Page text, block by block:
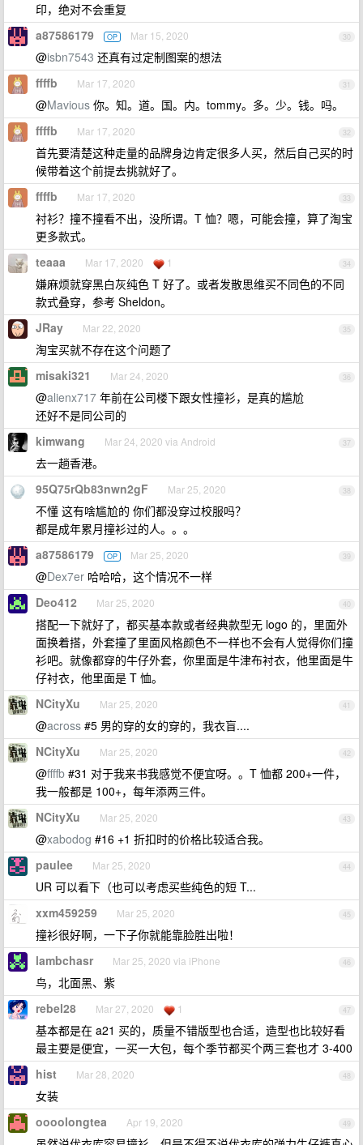
印，绝对不会重复
30
a87586179 OP Mar 15, 2020
@isbn7543 还真有过定制图案的想法
31
ffffb Mar 17, 2020
@Mavious 你。知。道。国。内。tommy。多。少。钱。吗。
32
ffffb Mar 17, 2020
首先要清楚这种走量的品牌身边肯定很多人买，然后自己买的时
候带着这个前提去挑就好了。
33
ffffb Mar 17, 2020
衬衫？撞不撞看不出，没所谓。T 恤？嗯，可能会撞，算了淘宝
更多款式。
34
teaaa Mar 17, 2020 1
嫌麻烦就穿黑白灰纯色 T 好了。或者发散思维买不同色的不同
款式叠穿，参考 Sheldon。
35
JRay Mar 22, 2020
淘宝买就不存在这个问题了
36
misaki321 Mar 24, 2020
@alienx717 年前在公司楼下跟女性撞衫，是真的尴尬
还好不是同公司的
37
kimwang Mar 24, 2020 via Android
去一趟香港。
38
95Q75rQb83nwn2gF Mar 25, 2020
不懂 这有啥尴尬的 你们都没穿过校服吗？
都是成年累月撞衫过的人。。。
39
a87586179 OP Mar 25, 2020
@Dex7er 哈哈哈，这个情况不一样
40
Deo412 Mar 25, 2020
搭配一下就好了，都买基本款或者经典款型无 logo 的，里面外
面换着搭，外套撞了里面风格颜色不一样也不会有人觉得你们撞
衫吧。就像都穿的牛仔外套，你里面是牛津布衬衣，他里面是牛
仔衬衣，他里面是 T 恤。
41
NCityXu Mar 25, 2020
@across #5 男的穿的女的穿的，我衣盲....
42
NCityXu Mar 25, 2020
@ffffb #31 对于我来书我感觉不便宜呀。。T 恤都 200+一件，
我一般都是 100+，每年添两三件。
43
NCityXu Mar 25, 2020
@xabodog #16 +1 折扣时的价格比较适合我。
44
paulee Mar 25, 2020
UR 可以看下（也可以考虑买些纯色的短 T...
45
xxm459259 Mar 25, 2020
撞衫很好啊，一下子你就能靠脸胜出啦！
46
lambchasr Mar 25, 2020 via iPhone
鸟，北面黑、紫
47
rebel28 Mar 27, 2020 1
基本都是在 a21 买的，质量不错版型也合适，造型也比较好看
最主要是便宜，一买一大包，每个季节都买个两三套也才 3-400
48
hist Mar 28, 2020
女装
49
oooolongtea Apr 19, 2020